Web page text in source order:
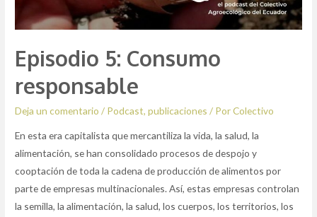
Episodio 5: Consumo
responsable
Deja un comentario / Podcast,publicaciones / PorColectivo
En esta era capitalista que mercantiliza la vida, la salud, la
alimentación, se han consolidado procesos de despojo y
cooptación de toda la cadena de producción de alimentos por
parte de empresas multinacionales. Así, estas empresas controlan
la semilla, la alimentación, la salud, los cuerpos, los territorios, los